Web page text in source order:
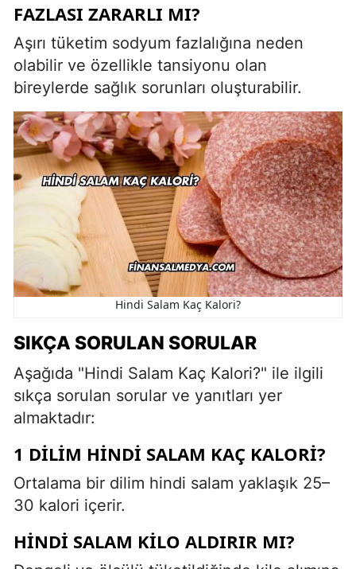
FAZLASI ZARARLI MI?
Aşırı tüketim sodyum fazlalığına neden
olabilir ve özellikle tansiyonu olan
bireylerde sağlık sorunları oluşturabilir.
Hindi Salam Kaç Kalori?
SIKÇA SORULAN SORULAR
Aşağıda "Hindi Salam Kaç Kalori?" ile ilgili
sıkça sorulan sorular ve yanıtları yer
almaktadır:
1 DILIM HINDI SALAM KAÇ KALORI?
Ortalama bir dilim hindi salam yaklaşık 25–
30 kalori içerir.
HINDI SALAM KILO ALDIRIR MI?